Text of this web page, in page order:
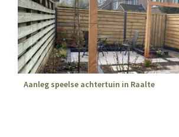
Aanleg speelse achtertuin in Raalte